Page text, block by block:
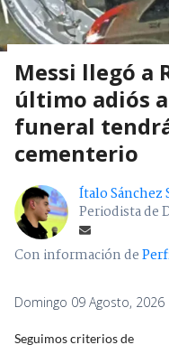
Messi llegó a
último adiós
funeral tendrá
cementerio
Ítalo Sánchez
Periodista de
Con información de
Domingo 09 Agosto,
Seguimos criterios de